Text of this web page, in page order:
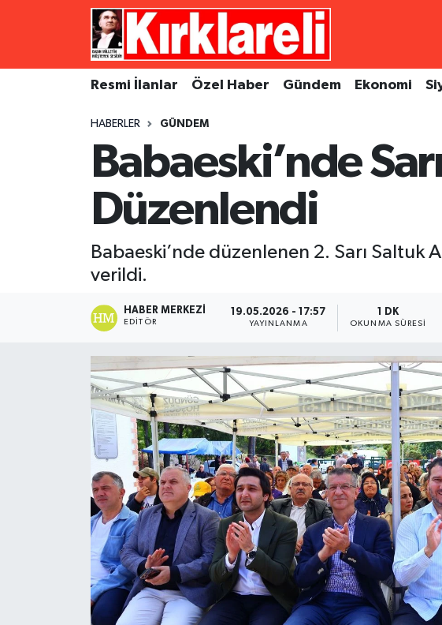
Resmi İlanlar Özel Haber Gündem Ekonomi
HABERLER GÜNDEM
Babaeski’nde
Düzenlendi
Babaeski’nde düzenlenen 2. Sarı
verildi.
HABER MERKEZI
EDITÖR
19.05.2026 - 17:57
YAYINLANMA
1 DK
OKUNMA SÜRESI
Resmi İlanlar
Ekonomi
Kültür Sanat
Magazin
Merkez Nöbetçi Eczaneler
Süper Lig Puan Durumu ve Fikstür
Tüm Manşetler
Son Dakika Haberleri